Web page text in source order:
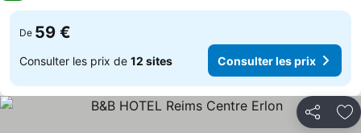
De 59 €
Consulter les prix de 12 sites Consulter les prix
Partager